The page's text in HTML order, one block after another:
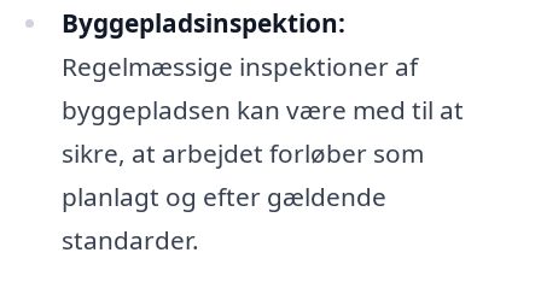
Byggepladsinspektion:
Regelmæssige inspektioner af
byggepladsen kan være med til at
sikre, at arbejdet forløber som
planlagt og efter gældende
standarder.